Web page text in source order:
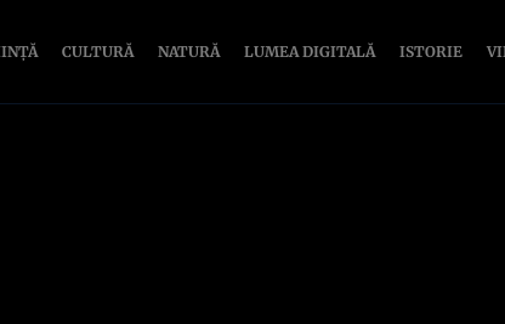
CULTURĂ NATURĂ LUMEA DIGITALĂ ISTORIE